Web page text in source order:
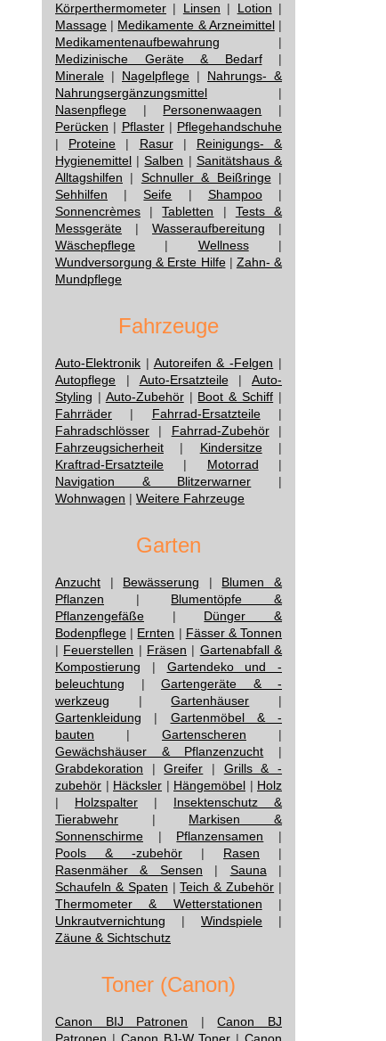
Körperthermometer | Linsen | Lotion |
Massage | Medikamente & Arzneimittel|
Medikamentenaufbewahrung |
Medizinische Geräte & Bedarf|
Minerale | Nagelpflege | Nahrungs- &
Nahrungsergänzungsmittel |
Nasenpflege | Personenwaagen |
Perücken | Pflaster| Pflegehandschuhe
| Proteine | Rasur| Reinigungs- &
Hygienemittel |Salben | Sanitätshaus &
Alltagshilfen | Schnuller & Beißringe|
Sehhilfen |Seife | Shampoo|
Sonnencrèmes |Tabletten | Tests &
Messgeräte | Wasseraufbereitung |
Wäschepflege | Wellness|
Wundversorgung & Erste Hilfe| Zahn- &
Mundpflege
Fahrzeuge
Auto-Elektronik | Autoreifen & -Felgen |
Autopflege | Auto-Ersatzteile| Auto-
Styling | Auto-Zubehör| Boot & Schiff |
Fahrräder | Fahrrad-Ersatzteile|
Fahradschlösser | Fahrrad-Zubehör|
Fahrzeugsicherheit | Kindersitze|
Kraftrad-Ersatzteile | Motorrad |
Navigation & Blitzerwarner |
Wohnwagen | Weitere Fahrzeuge
Garten
Anzucht | Bewässerung | Blumen &
Pflanzen | Blumentöpfe &
Pflanzengefäße | Dünger &
Bodenpflege | Ernten | Fässer & Tonnen
| Feuerstellen | Fräsen | Gartenabfall &
Kompostierung | Gartendeko und -
beleuchtung | Gartengeräte & -
werkzeug |Gartenhäuser |
Gartenkleidung | Gartenmöbel & -
bauten | Gartenscheren |
Gewächshäuser & Pflanzenzucht |
Grabdekoration |Greifer | Grills & -
zubehör | Häcksler | Hängemöbel | Holz
| Holzspalter | Insektenschutz &
Tierabwehr | Markisen &
Sonnenschirme | Pflanzensamen |
Pools & -zubehör | Rasen |
Rasenmäher & Sensen | Sauna |
Schaufeln & Spaten |Teich & Zubehör |
Thermometer & Wetterstationen |
Unkrautvernichtung | Windspiele |
Zäune & Sichtschutz
Toner (Canon)
Canon BIJ Patronen |Canon BJ